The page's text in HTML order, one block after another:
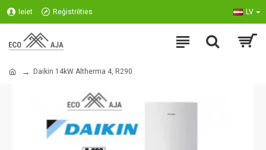
Ieiet Reģistrēties LV
Daikin 14kW Altherma 4, R290